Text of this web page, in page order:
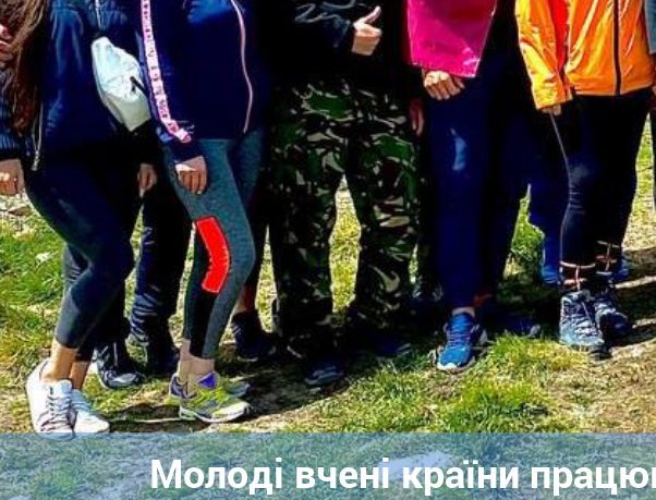
Молоді вчені країни